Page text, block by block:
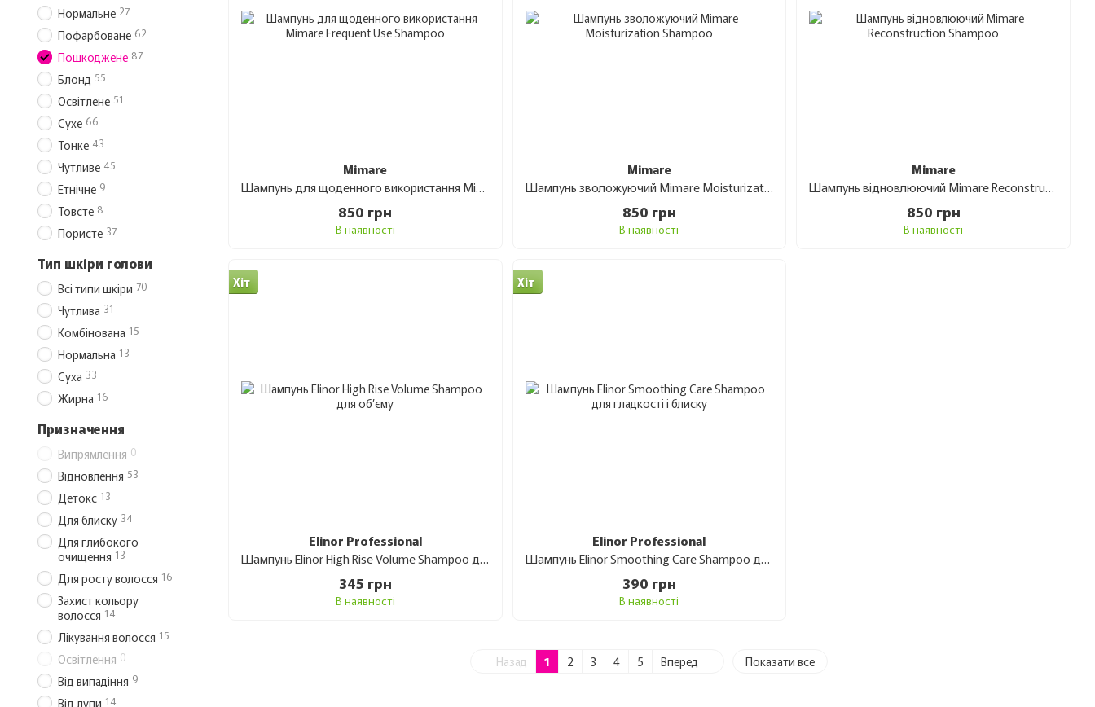
Mimare
Шампунь для щоденного використання Mimare Frequent Use Shampoo 480 мл
850 грн
В наявності
Mimare
Шампунь зволожуючий Mimare Moisturization Shampoo 480 мл
850 грн
В наявності
Mimare
Шампунь відновлюючий Mimare Reconstruction Shampoo 480 мл
850 грн
В наявності
Хіт
Elinor Professional
Шампунь Elinor High Rise Volume Shampoo для об’єму 1 л
345 грн
В наявності
Хіт
Elinor Professional
Шампунь Elinor Smoothing Care Shampoo для гладкості і блиску 1 л
390 грн
В наявності
Назад 1 2 3 4 5 Вперед Показати все
Нормальне 27
Пофарбоване 62
Пошкоджене 87
Блонд 55
Освітлене 51
Сухе 66
Тонке 43
Чутливе 45
Етнічне 9
Товсте 8
Пористе 37
Тип шкіри голови
Всі типи шкіри 70
Чутлива 31
Комбінована 15
Нормальна 13
Суха 33
Жирна 16
Призначення
Випрямлення 0
Відновлення 53
Детокс 13
Для блиску 34
Для глибокого
очищення 13
Для росту волосся 16
Захист кольору
волосся 14
Лікування волосся 15
Освітлення 0
Від випадіння 9
Від лупи 14